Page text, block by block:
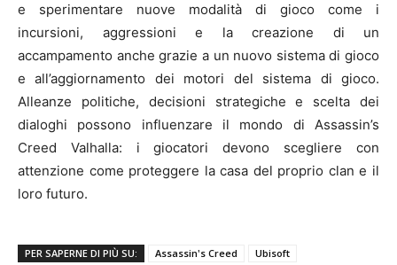
e sperimentare nuove modalità di gioco come i
incursioni, aggressioni e la creazione di un
accampamento anche grazie a un nuovo sistema di gioco
e all’aggiornamento dei motori del sistema di gioco.
Alleanze politiche, decisioni strategiche e scelta dei
dialoghi possono influenzare il mondo di Assassin’s
Creed Valhalla: i giocatori devono scegliere con
attenzione come proteggere la casa del proprio clan e il
loro futuro.
PER SAPERNE DI PIÙ SU: Assassin's Creed Ubisoft